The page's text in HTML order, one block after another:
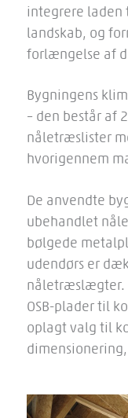
integrere
landskab, og
forlængelse af
Bygningens
– den består af
nåletræslister
hvorigennem
De anvendte
ubehandlet
bølgede
udendørs er
nåletræslægter.
OSB-plader til
oplagt valg til